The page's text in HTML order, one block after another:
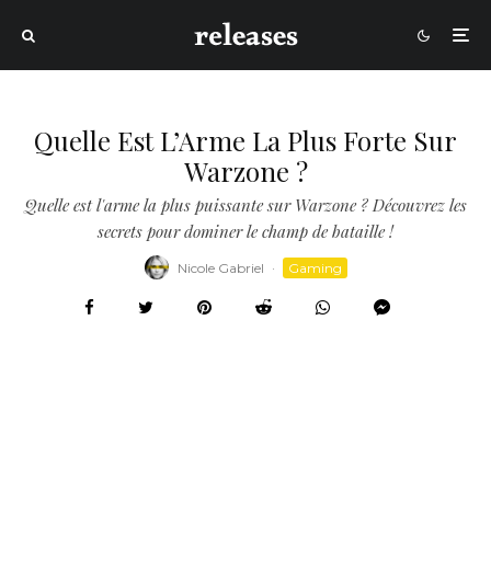
Quelle Est L’Arme La Plus Forte Sur
Warzone ?
Quelle est l'arme la plus puissante sur Warzone ? Découvrez les
secrets pour dominer le champ de bataille !
Nicole Gabriel · Gaming